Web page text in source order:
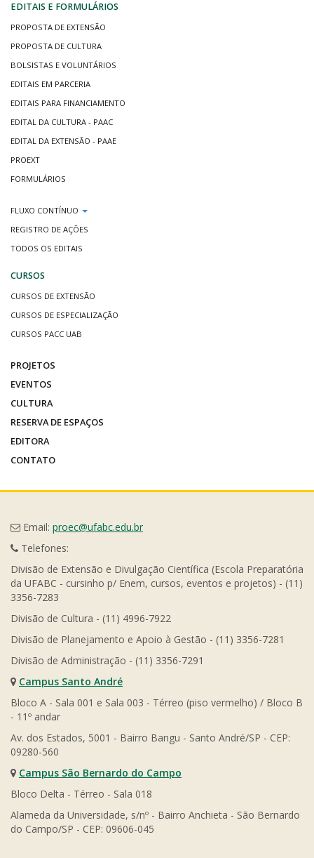
EDITAIS E FORMULÁRIOS
PROPOSTA DE EXTENSÃO
PROPOSTA DE CULTURA
BOLSISTAS E VOLUNTÁRIOS
EDITAIS EM PARCERIA
EDITAIS PARA FINANCIAMENTO
EDITAL DA CULTURA - PAAC
EDITAL DA EXTENSÃO - PAAE
PROEXT
FORMULÁRIOS
FLUXO CONTÍNUO
REGISTRO DE AÇÕES
TODOS OS EDITAIS
CURSOS
CURSOS DE EXTENSÃO
CURSOS DE ESPECIALIZAÇÃO
CURSOS PACC UAB
PROJETOS
EVENTOS
CULTURA
RESERVA DE ESPAÇOS
EDITORA
CONTATO
Email: proec@ufabc.edu.br
Telefones:
Divisão de Extensão e Divulgação Científica (Escola Preparatória
da UFABC - cursinho p/ Enem, cursos, eventos e projetos) - (11)
3356-7283
Divisão de Cultura - (11) 4996-7922
Divisão de Planejamento e Apoio à Gestão - (11) 3356-7281
Divisão de Administração - (11) 3356-7291
Campus Santo André
Bloco A - Sala 001 e Sala 003 - Térreo (piso vermelho) / Bloco B
- 11º andar
Av. dos Estados, 5001 - Bairro Bangu - Santo André/SP - CEP:
09280-560
Campus São Bernardo do Campo
Bloco Delta - Térreo - Sala 018
Alameda da Universidade, s/nº - Bairro Anchieta - São Bernardo
do Campo/SP - CEP: 09606-045